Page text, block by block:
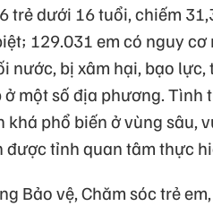
trẻ dưới 16 tuổi, chiếm
129.031 em có nguy
nước, bị xâm hại, bạo
một số địa phương. Tình
phổ biến ở vùng sâu,
được tỉnh quan tâm thực
Bảo vệ, Chăm sóc trẻ